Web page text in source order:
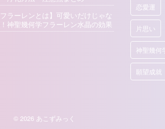
フラーレンとは】可愛いだけじゃな
神聖幾何学フラーレン水晶の効果
恋愛運
片思い
神聖幾何
願望成就
© 2026 あこずみっく